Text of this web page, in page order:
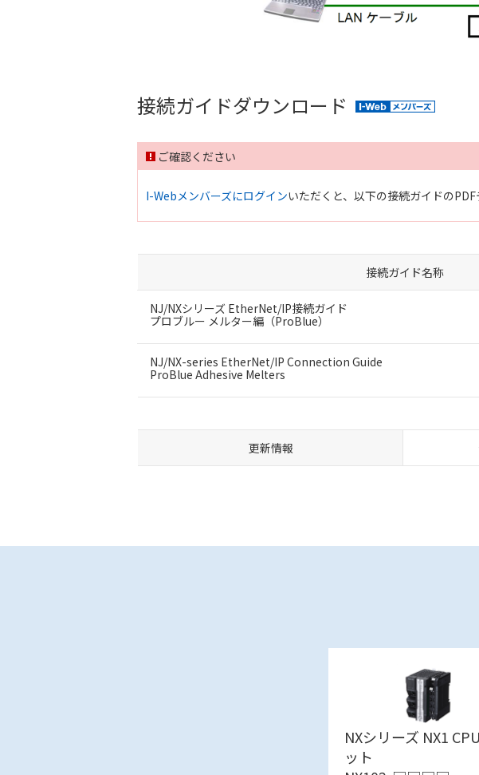
接続ガイドダウンロード
ご確認ください
I-Webメンバーズにログインいただくと、以下の接続ガイドの
接続ガイド名称
NJ/NXシリーズ EtherNet/IP接続ガイド
プロブルー メルター編（ProBlue）
NJ/NX-series EtherNet/IP Connection Guide
ProBlue Adhesive Melters
更新情報
NXシリーズ NX1
ット